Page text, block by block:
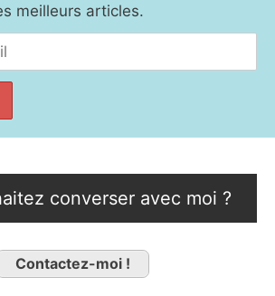
meilleurs articles.
converser avec moi ?
Contactez-moi !